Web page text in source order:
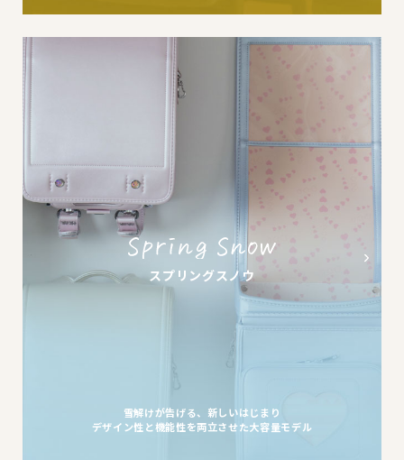
スプリングスノウ
雪解けが告げる、新しいはじまり
デザイン性と機能性を両立させた大容量モデル